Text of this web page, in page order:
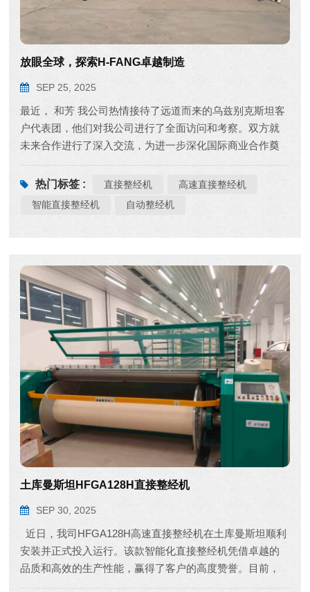
放眼全球，探索H-FANG卓越制造
SEP 25, 2025
最近， 和芳 我公司热情接待了远道而来的乌兹别克斯坦客
户代表团，他们对我公司进行了全面访问和考察。双方就
未来合作进行了深入交流，为进一步深化国际商业合作奠
定了坚实基础。 公司董事长吴先生陪同客户参观考察了前
线生产基地。整洁有序的生产环境、智能化的生产设备、
严格的质量控制体系，每一个环节都体现了华峰集团对品
国际互访交流，进一步推进双边贸易和深化合作，实现互
利共赢。 此次参观期间，最引人注目的物品是H-FANG的
高速直接整经机 HFGA128H接下来，我们将详细介绍这套
设备。 这 智能直接扭曲器 HFGA128H 适用于棉、麻、化
纤和混纺纤维。 在配置方面，它具有三大主要优势： 卓越
的压辊性能纱线压辊采用纤维增强塑料制成，这种材料与
纱线具有更好的亲和力，能更好地保护纱线表...
热门标签 : 直接整经机
高速直接整经机
智能直接整经机
自动整经机
土库曼斯坦HFGA128H直接整经机
SEP 30, 2025
近日，我司HFGA128H高速直接整经机在土库曼斯坦顺利
安装并正式投入运行。该款智能化直接整经机凭借卓越的
品质和高效的生产性能，赢得了客户的高度赞誉。目前，
该整经机运行稳定，助力客户提升纺织生产效率，为其生